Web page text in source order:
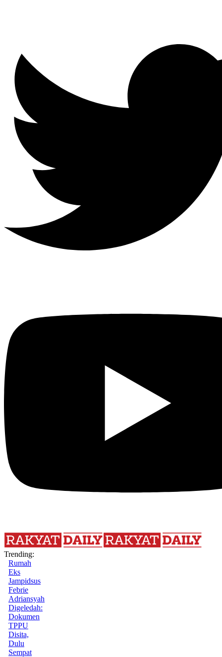
Trending:
Rumah
Eks
Jampidsus
Febrie
Adriansyah
Digeledah:
Dokumen
TPPU
Disita,
Dulu
Sempat